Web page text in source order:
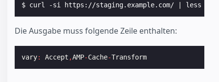
$ curl -si https://staging.example.com/
Die Ausgabe muss folgende Zeile enthalten:
vary: Accept ,AMP-Cache-Transform